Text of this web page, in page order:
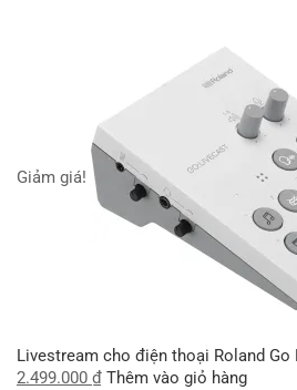
Giảm giá!
Livestream cho điện thoại Roland Go
2.499.000 ₫ Thêm vào giỏ hàng